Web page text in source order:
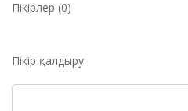
Пікірлер (0)
Пікір қалдыру